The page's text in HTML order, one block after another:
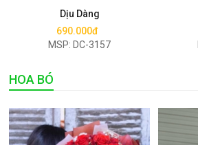
Dịu Dàng
690.000đ
MSP: DC-3157
HOA BÓ